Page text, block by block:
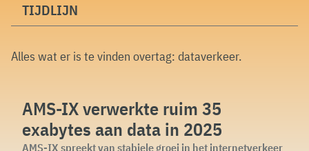
TIJDLIJN
Alles wat er is te vinden overtag: dataverkeer.
AMS-IX verwerkte ruim 35
exabytes aan data in 2025
AMS-IX spreekt van stabiele groei in het internetverkeer